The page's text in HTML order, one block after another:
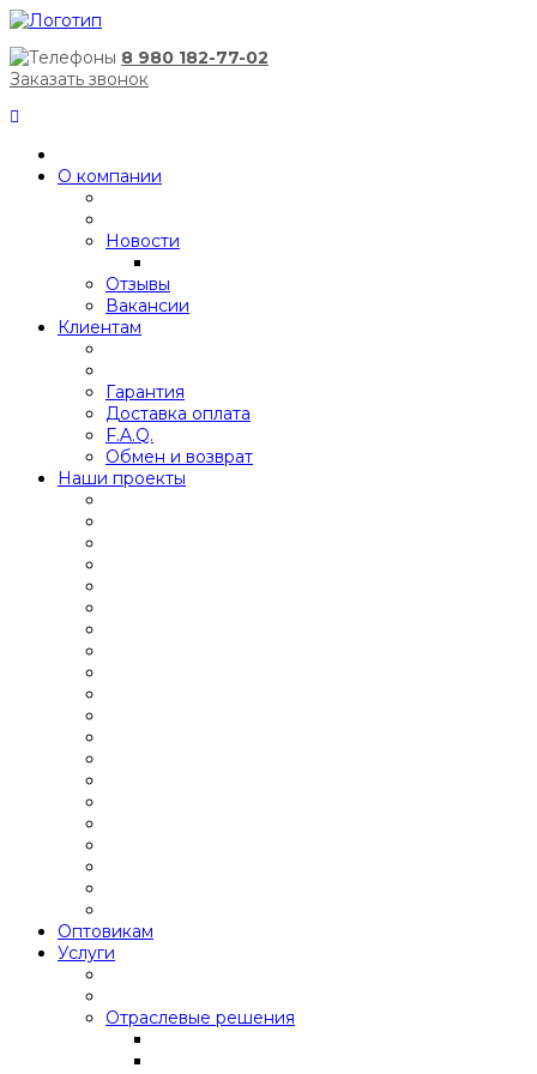
8 980 182-77-02
Заказать звонок
О компании
Новости
Отзывы
Вакансии
Клиентам
Гарантия
Доставка оплата
F.A.Q.
Обмен и возврат
Наши проекты
Оптовикам
Услуги
Отраслевые решения